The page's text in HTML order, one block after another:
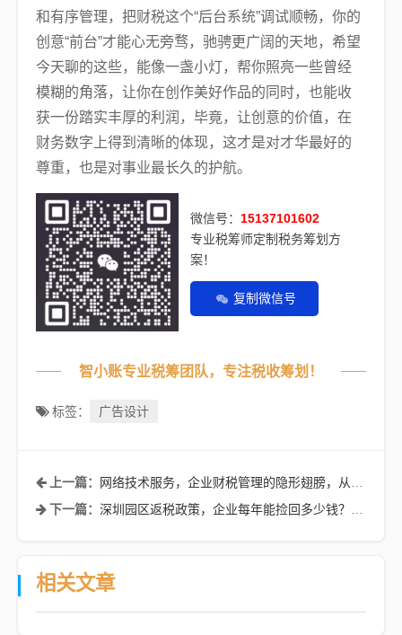
和有序管理，把财税这个“后台系统”调试顺畅，你的
创意“前台”才能心无旁骛，驰骋更广阔的天地，希望
今天聊的这些，能像一盏小灯，帮你照亮一些曾经
模糊的角落，让你在创作美好作品的同时，也能收
获一份踏实丰厚的利润，毕竟，让创意的价值，在
财务数字上得到清晰的体现，这才是对才华最好的
尊重，也是对事业最长久的护航。
微信号： 15137101602
专业税筹师定制税务筹划方
案！
复制微信号
智小账专业税筹团队，专注税收筹划！
标签： 广告设计
上一篇： 网络技术服务，企业财税管理的隐形翅膀，从成本优化到合规升级全解析
下一篇：深圳园区返税政策，企业每年能捡回多少钱？这份实操指南请收好！
相关文章